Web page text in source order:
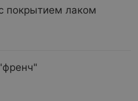
покрытием лаком